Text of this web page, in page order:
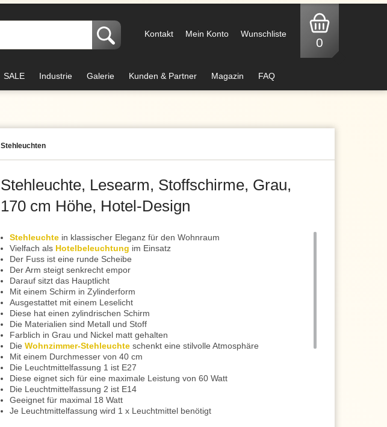
Kontakt Mein Konto Wunschliste
0
SALE Industrie Galerie Kunden & Partner Magazin FAQ
Stehleuchten
Stehleuchte, Lesearm, Stoffschirme, Grau,
170 cm Höhe, Hotel-Design
Stehleuchte in klassischer Eleganz für den Wohnraum
Vielfach als Hotelbeleuchtung im Einsatz
Der Fuss ist eine runde Scheibe
Der Arm steigt senkrecht empor
Darauf sitzt das Hauptlicht
Mit einem Schirm in Zylinderform
Ausgestattet mit einem Leselicht
Diese hat einen zylindrischen Schirm
Die Materialien sind Metall und Stoff
Farblich in Grau und Nickel matt gehalten
Die Wohnzimmer-Stehleuchte schenkt eine stilvolle Atmosphäre
Mit einem Durchmesser von 40 cm
Die Leuchtmittelfassung 1 ist E27
Diese eignet sich für eine maximale Leistung von 60 Watt
Die Leuchtmittelfassung 2 ist E14
Geeignet für maximal 18 Watt
Je Leuchtmittelfassung wird 1 x Leuchtmittel benötigt